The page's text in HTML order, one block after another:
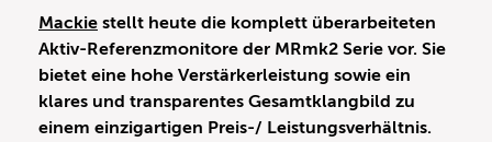
Mackie stellt heute die komplett überarbeiteten
Aktiv-Referenzmonitore der MRmk2 Serie vor. Sie
bietet eine hohe Verstärkerleistung sowie ein
klares und transparentes Gesamtklangbild zu
einem einzigartigen Preis-/ Leistungsverhältnis.